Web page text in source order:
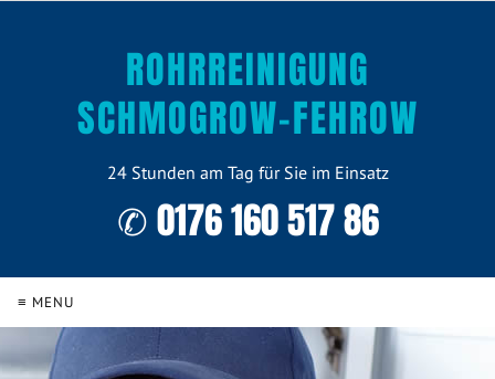
ROHRREINIGUNG
SCHMOGROW-FEHROW
24 Stunden am Tag für Sie im Einsatz
✆ 0176 160 517 86
≡ MENU